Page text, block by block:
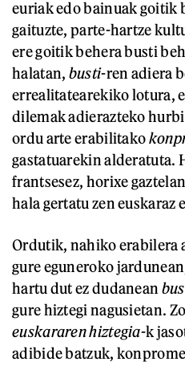
euriak edo bainuak goitik
gaituzte, parte-hartze
ere goitik behera busti
halatan, busti-ren adiera
errealitatearekiko lotura,
dilemak adierazteko
ordu arte erabilitako
gastatuarekin alderatuta.
frantsesez, horixe
hala gertatu zen euskaraz
Ordutik, nahiko erabilera
gure eguneroko
hartu dut ez dudanean
gure hiztegi nagusietan.
euskararen hiztegia-k
adibide batzuk,